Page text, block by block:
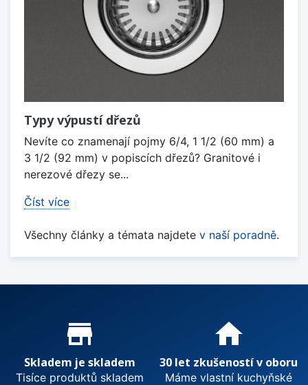
Typy výpustí dřezů
Nevíte co znamenají pojmy 6/4, 1 1/2 (60 mm) a
3 1/2 (92 mm) v popiscích dřezů? Granitové i
nerezové dřezy se...
Číst více
Všechny články a témata najdete v naší poradně.
Proč nakupovat u nás?
store_mall_directory
Skladem je skladem
Tisíce produktů skladem
home
30 let zkušeností v oboru
Máme vlastní kuchyňské